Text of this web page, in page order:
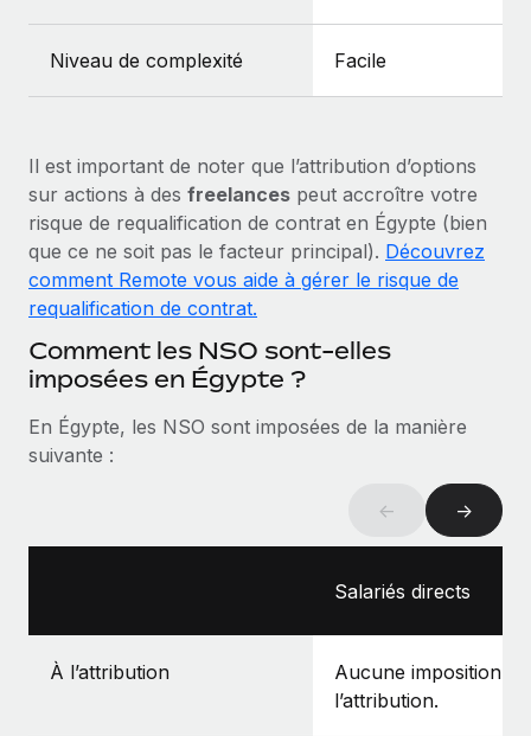
Niveau de complexité
Facile
Il est important de noter que l’attribution d’options
sur actions à des freelances peut accroître votre
risque de requalification de contrat en Égypte (bien
que ce ne soit pas le facteur principal). Découvrez
comment Remote vous aide à gérer le risque de
requalification de contrat.
Comment les NSO sont-elles
imposées en Égypte ?
En Égypte, les NSO sont imposées de la manière
suivante :
← →
Salariés directs
À l’attribution
Aucune imposition à
l’attribution.